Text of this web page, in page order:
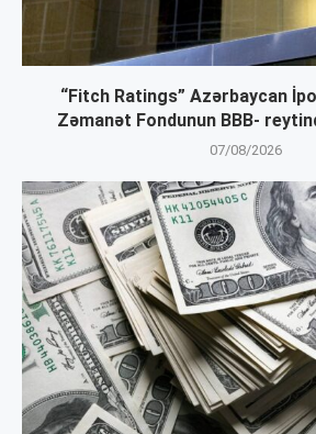
“Fitch Ratings” Azərbaycan
Zəmanət Fondunun BBB-
07/08/2026